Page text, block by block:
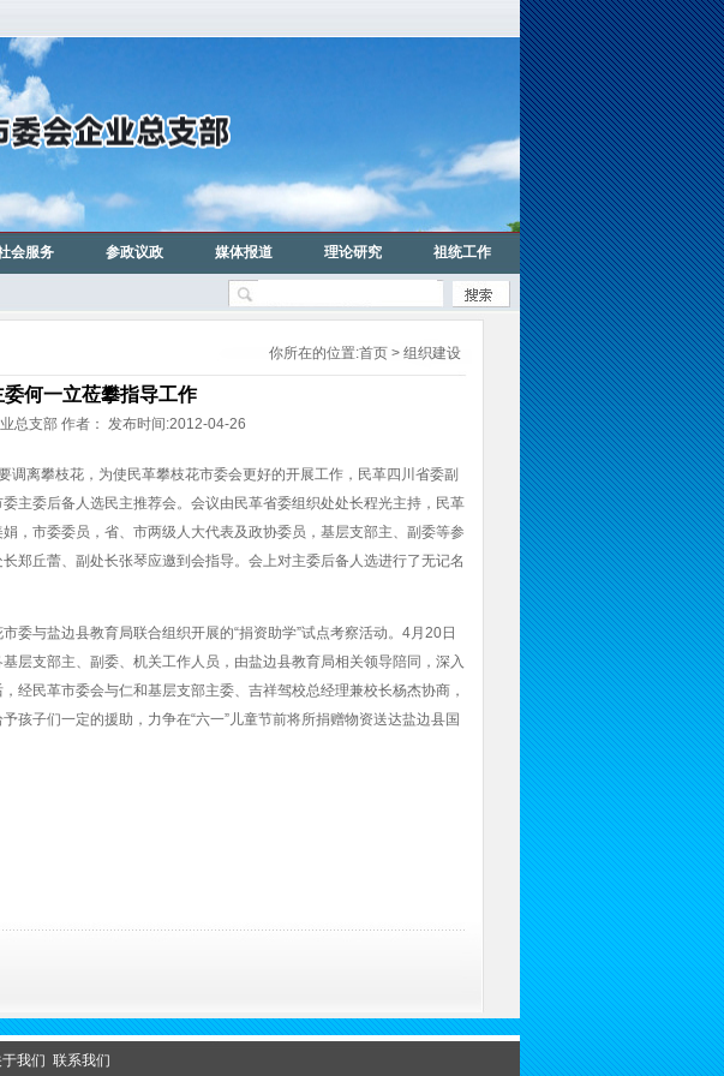
会服务 参政议政 媒体报道 理论研究 祖统工作
你所在的位置:首页> 组织建设
何一立莅攀指导工作
总支部 作者： 发布时间:2012-04-26
离攀枝花，为使民革攀枝花市委会更好的开展工作，民革四川省委副
主委后备人选民主推荐会。会议由民革省委组织处处长程光主持，民革
，市委委员，省、市两级人大代表及政协委员，基层支部主、副委等参
郑丘蕾、副处长张琴应邀到会指导。会上对主委后备人选进行了无记名
与盐边县教育局联合组织开展的“捐资助学”试点考察活动。4月20日
层支部主、副委、机关工作人员，由盐边县教育局相关领导陪同，深入
经民革市委会与仁和基层支部主委、吉祥驾校总经理兼校长杨杰协商，
孩子们一定的援助，力争在“六一”儿童节前将所捐赠物资送达盐边县国
于我们 联系我们